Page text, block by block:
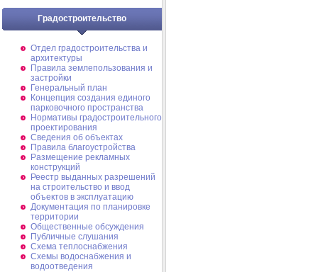
Градостроительство
Отдел градостроительства и
архитектуры
Правила землепользования и
застройки
Генеральный план
Концепция создания единого
парковочного пространства
Нормативы градостроительного
проектирования
Сведения об объектах
Правила благоустройства
Размещение рекламных
конструкций
Реестр выданных разрешений
на строительство и ввод
объектов в эксплуатацию
Документация по планировке
территории
Общественные обсуждения
Публичные слушания
Схема теплоснабжения
Схемы водоснабжения и
водоотведения